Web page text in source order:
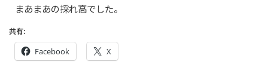
まあまあの採れ高でした。
共有:
Facebook X